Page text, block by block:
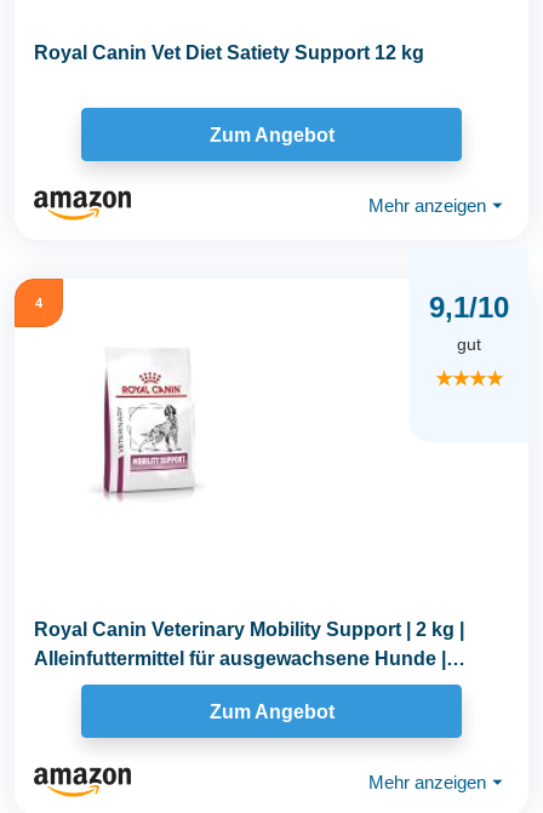
Royal Canin Vet Diet Satiety Support 12 kg
Zum Angebot
Mehr anzeigen ⏷
4 9,1/10
gut
★★★★
Royal Canin Veterinary Mobility Support | 2 kg |
Alleinfuttermittel für ausgewachsene Hunde |
Kann...
Zum Angebot
Mehr anzeigen ⏷